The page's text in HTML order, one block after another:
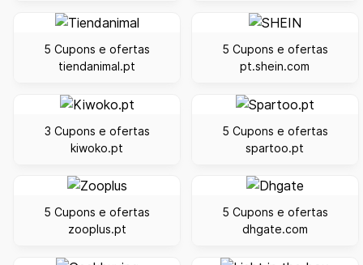
5 Cupons e ofertas
tiendanimal.pt
5 Cupons e ofertas
pt.shein.com
3 Cupons e ofertas
kiwoko.pt
5 Cupons e ofertas
spartoo.pt
5 Cupons e ofertas
zooplus.pt
5 Cupons e ofertas
dhgate.com